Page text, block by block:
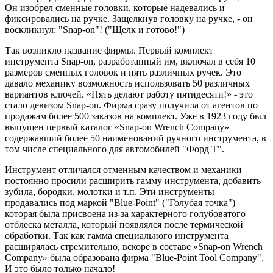
Он изобрел сменные головки, которые надевались и
фиксировались на ручке. Защелкнув головку на ручке, - он
воскликнул: "Snap-on"! ("Щелк и готово!")
Так возникло название фирмы. Первый комплект
инструмента Snap-on, разработанный им, включал в себя 10
размеров сменных головок и пять различных ручек. Это
давало механику возможность использовать 50 различных
вариантов ключей. «Пять делают работу пятидесяти!» - это
стало девизом Snap-on. Фирма сразу получила от агентов по
продажам более 500 заказов на комплект. Уже в 1923 году был
выпущен первый каталог «Snap-on Wrench Company»
содержавший более 50 наименований ручного инструмента, в
том числе специального для автомобилей "Форд Т".
Инструмент отличался отменным качеством и механики
постоянно просили расширить гамму инструмента, добавить
зубила, бородки, молотки и т.п. Эти инструменты
продавались под маркой "Blue-Point" ("Голубая точка")
которая была присвоена из-за характерного голубоватого
отблеска металла, который появлялся после термической
обработки. Так как гамма специального инструмента
расширялась стремительно, вскоре в составе «Snap-on Wrench
Company» была образована фирма "Blue-Point Tool Company".
И это было только начало!